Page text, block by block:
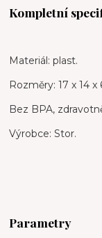
Kompletní
Materiál: plast.
Rozměry: 17 x 14 x
Bez BPA,
Výrobce: Stor.
Parametry